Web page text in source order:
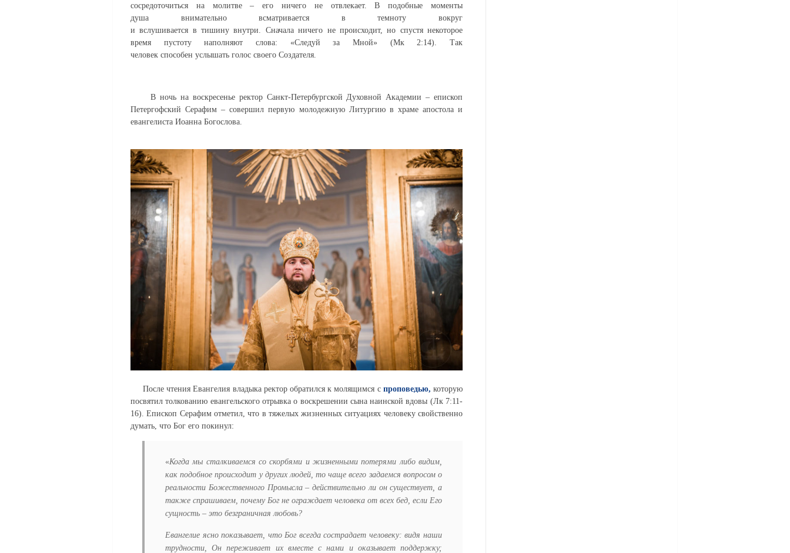
сосредоточиться на молитве – его ничего не отвлекает. В подобные моменты
душа внимательно всматривается в темноту вокруг
ивслушивается втишину внутри. Сначаланичего не происходит, но спустянекоторое
время пустотунаполняют слова: «Следуй за Мной» (Мк2:14).Так
человек способен услышать голос своего Создателя.
В ночь на воскресенье ректор Санкт-Петербургской Духовной Академии – епископ
Петергофский Серафим –совершил первую молодежную Литургию в храме апостола и
евангелиста Иоанна Богослова.
После чтения Евангелия владыка ректор обратился к молящимся с проповедью, которую
посвятил толкованию евангельского отрывка о воскрешении сынанаинской вдовы (Лк7:11-
16). Епископ Серафим отметил,что в тяжелых жизненных ситуациях человеку свойственно
думать, что Бог его покинул:
«Когда мы сталкиваемся со скорбями и жизненными потерями либо видим,
как подобное происходит у других людей, то чаще всего задаемся вопросом о
реальности Божественного Промысла – действительно ли он существует, а
также спрашиваем, почему Бог не ограждает человека от всех бед, если Его
сущность – это безграничная любовь?
Евангелие ясно показывает, что Бог всегда сострадает человеку: видя наши
трудности, Он переживает их вместе с нами и оказывает поддержку;